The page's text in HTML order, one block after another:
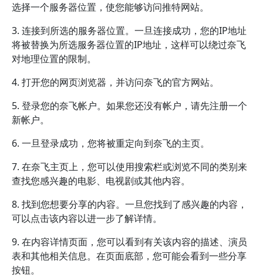
选择一个服务器位置，使您能够访问推特网站。
3. 连接到所选的服务器位置。一旦连接成功，您的IP地址
将被替换为所选服务器位置的IP地址，这样可以绕过奈飞
对地理位置的限制。
4. 打开您的网页浏览器，并访问奈飞的官方网站。
5. 登录您的奈飞帐户。如果您还没有帐户，请先注册一个
新帐户。
6. 一旦登录成功，您将被重定向到奈飞的主页。
7. 在奈飞主页上，您可以使用搜索栏或浏览不同的类别来
查找您感兴趣的电影、电视剧或其他内容。
8. 找到您想要分享的内容。一旦您找到了感兴趣的内容，
可以点击该内容以进一步了解详情。
9. 在内容详情页面，您可以看到有关该内容的描述、演员
表和其他相关信息。在页面底部，您可能会看到一些分享
按钮。